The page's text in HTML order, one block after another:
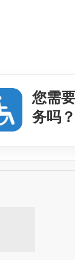
您需
务吗？